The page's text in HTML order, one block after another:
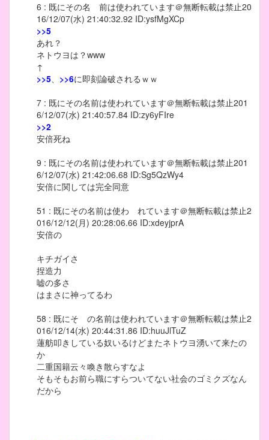
6 : 既にその名 前は使われています＠無断転載は禁止20
16/12/07(水) 21:40:32.92 ID:ysfMgXCp
>>5
あれ？
ネトウヨは？www
↑
>>5、 >>6に即刻論破されるｗｗ
7 : 既にその名前は使われています＠無断転載は禁止201
6/12/07(水) 21:40:57.84 ID:zy6yFIre
>>2
安倍死ね
9 : 既にその名前は使われています＠無断転載は禁止201
6/12/07(水) 21:42:06.68 ID:Sg5QzWy4
安倍に関しては完全同意
51 : 既にその名前は使わ れています＠無断転載は禁止2
016/12/12(月) 20:28:06.66 ID:xdeyjprA
安倍の
キチガイさ
捏造力
嘘の多さ
はまさに神ってるわ
58 : 既にそ の名前は使われています＠無断転載は禁止2
016/12/14(水) 20:44:31.86 ID:huuJlTuZ
蓮舫叩きしている奴いるけどまたネトウヨ湧いて来たの
か
二重国籍云々喚き散らすなよ
そもそもお前ら職にすらついてない社会のゴミクズなん
だから